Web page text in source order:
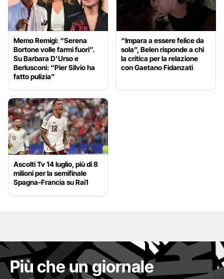
Memo Remigi: “Serena
Bortone volle farmi fuori”.
Su Barbara D’Urso e
Berlusconi: “Pier Silvio ha
fatto pulizia”
“Impara a essere felice da
sola”, Belen risponde a chi
la critica per la relazione
con Gaetano Fidanzati
Ascolti Tv 14 luglio, più di 8
milioni per la semifinale
Spagna-Francia su Rai1
Più che un giornale